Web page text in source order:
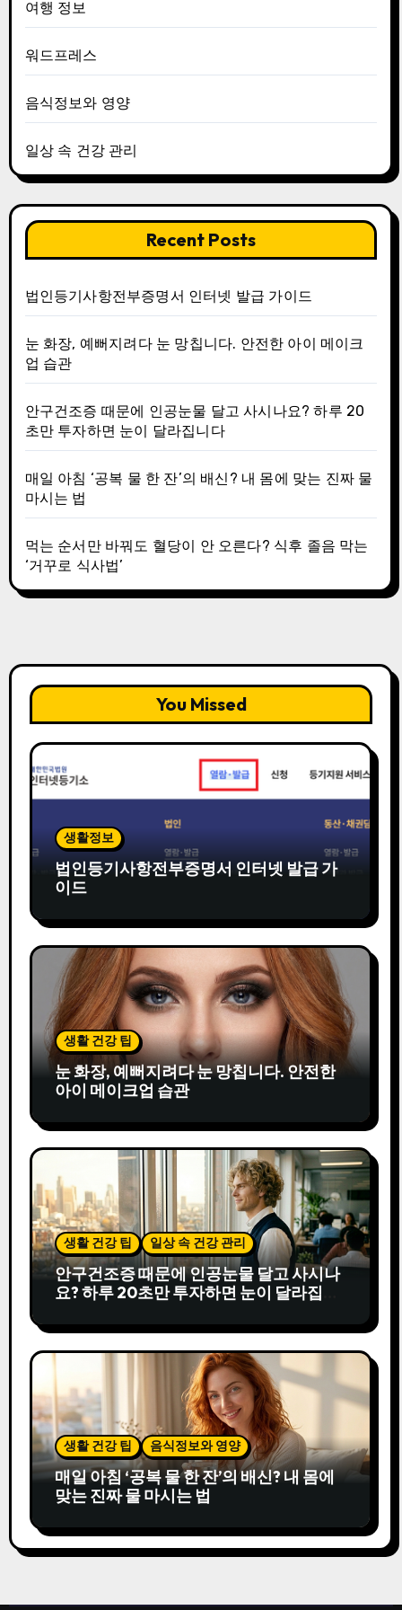
여행 정보
워드프레스
음식정보와 영양
일상 속 건강 관리
Recent Posts
법인등기사항전부증명서 인터넷 발급 가이드
눈 화장, 예뻐지려다 눈 망칩니다. 안전한 아이 메이크
업 습관
안구건조증 때문에 인공눈물 달고 사시나요? 하루 20
초만 투자하면 눈이 달라집니다
매일 아침 ‘공복 물 한 잔’의 배신? 내 몸에 맞는 진짜 물
마시는 법
먹는 순서만 바꿔도 혈당이 안 오른다? 식후 졸음 막는
‘거꾸로 식사법’
You Missed
생활정보
법인등기사항전부증명서 인터넷 발급 가
이드
생활 건강 팁
눈 화장, 예뻐지려다 눈 망칩니다. 안전한
아이 메이크업 습관
생활 건강 팁 일상 속 건강 관리
안구건조증 때문에 인공눈물 달고 사시나
요? 하루 20초만 투자하면 눈이 달라집니
생활 건강 팁 음식정보와 영양
매일 아침 ‘공복 물 한 잔’의 배신? 내 몸에
맞는 진짜 물 마시는 법